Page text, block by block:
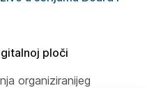
ploči
organiziranijeg